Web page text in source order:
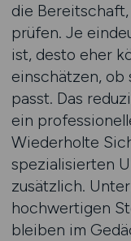
die
prüfen. Je
ist, desto eher
einschätzen, ob
passt. Das
ein
Wiederholte
spezialisierten
zusätzlich.
hochwertigen
bleiben im